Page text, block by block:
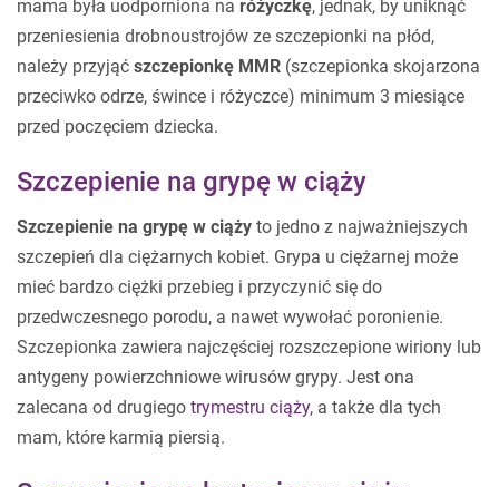
mama była uodporniona na różyczkę, jednak, by uniknąć
przeniesienia drobnoustrojów ze szczepionki na płód,
należy przyjąć szczepionkę MMR (szczepionka skojarzona
przeciwko odrze, śwince i różyczce) minimum 3 miesiące
przed poczęciem dziecka.
Szczepienie na grypę w ciąży
Szczepienie na grypę w ciąży to jedno z najważniejszych
szczepień dla ciężarnych kobiet. Grypa u ciężarnej może
mieć bardzo ciężki przebieg i przyczynić się do
przedwczesnego porodu, a nawet wywołać poronienie.
Szczepionka zawiera najczęściej rozszczepione wiriony lub
antygeny powierzchniowe wirusów grypy. Jest ona
zalecana od drugiego trymestru ciąży, a także dla tych
mam, które karmią piersią.